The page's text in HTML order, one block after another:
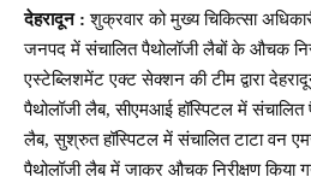
देहरादून : शुक्रवार को मुख्य चिकित्सा
जनपद में संचालित पैथोलॉजी लैबों के औचक
एस्टेब्लिशमेंट एक्ट सेक्शन की टीम द्वारा
पैथोलॉजी लैब, सीएमआई हॉस्पिटल में संचालित
लैब, सुश्रुत हॉस्पिटल में संचालित टाटा वन
पैथोलॉजी लैब में जाकर औचक निरीक्षण किया